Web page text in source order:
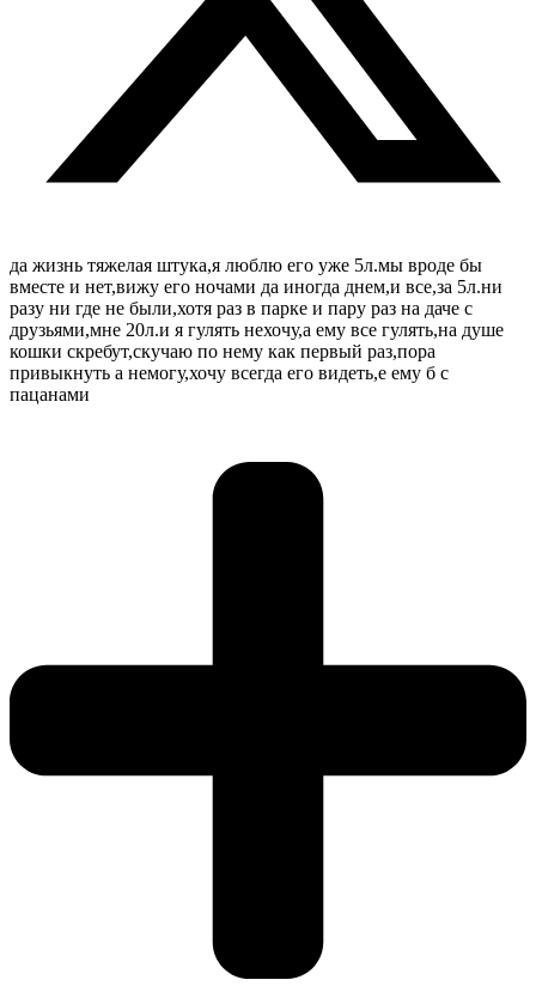
да жизнь тяжелая штука,я люблю его уже 5л.мы вроде бы
вместе и нет,вижу его ночами да иногда днем,и все,за 5л.ни
разу ни где не были,хотя раз в парке и пару раз на даче с
друзьями,мне 20л.и я гулять нехочу,а ему все гулять,на душе
кошки скребут,скучаю по нему как первый раз,пора
привыкнуть а немогу,хочу всегда его видеть,е ему б с
пацанами